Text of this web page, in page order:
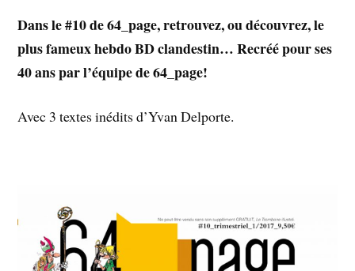
Dans le #10 de 64_page, retrouvez, ou découvrez, le
plus fameux hebdo BD clandestin… Recréé pour ses
40 ans par l’équipe de 64_page!
Avec 3 textes inédits d’Yvan Delporte.